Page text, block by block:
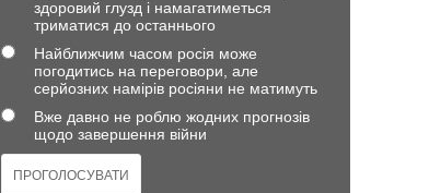
здоровий глузд і намагатиметься
триматися до останнього
Найближчим часом росія може
погодитись на переговори, але
серйозних намірів росіяни не матимуть
Вже давно не роблю жодних прогнозів
щодо завершення війни